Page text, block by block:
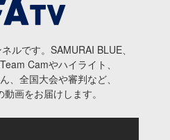
ルです。SAMURAI BLUE、
Camやハイライト、
、全国大会や審判など、
画をお届けします。